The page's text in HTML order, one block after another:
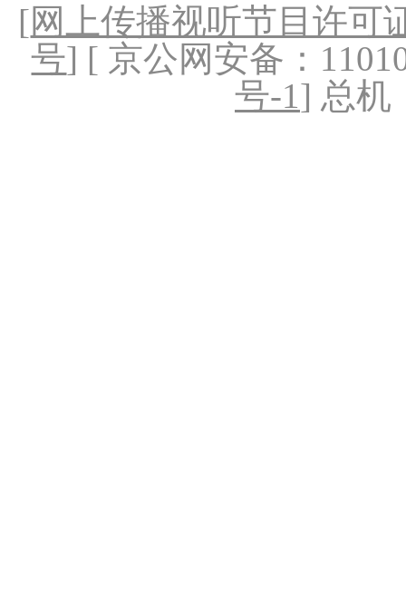
[网上传播视听节目许可
号] [ 京公网安备：
号-1] 总机